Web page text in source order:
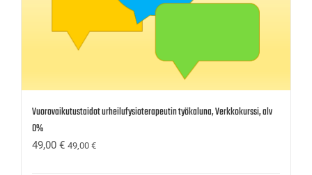
Vuorovaikutustaidot urheilufysioterapeutin työkaluna, Verkkokurssi, alv
0%
49,00 € 49,00 €